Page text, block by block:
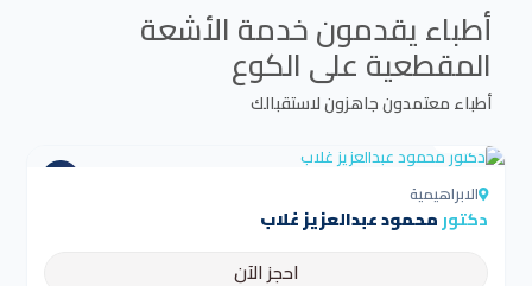
أطباء يقدمون خدمةالأشعة
المقطعية على الكوع
أطباء معتمدون جاهزون لاستقبالك
الابراهيمية
دكتورمحمود عبدالعزيز غلاب
احجز الآن